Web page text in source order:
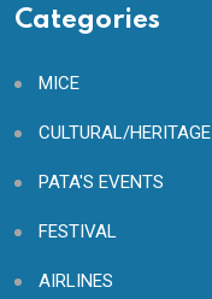
Categories
MICE
CULTURAL/HERITAGE
PATA'S EVENTS
FESTIVAL
AIRLINES